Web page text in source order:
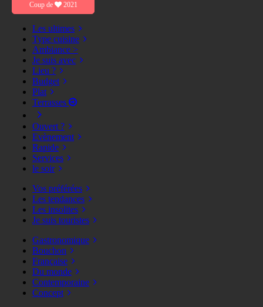
Coup de 2021
Les ultimes
Type cuisine
Ambiance >
Je suis avec
Lieu ?
Budget
Plat
Terrasses
Ouvert ?
Evènement
Rapide
Services
le soir
Vos préférées
Les tendances
Les insolites
Je suis touristes
Gastronomique
Bouchon
Française
Du monde
Contemporaine
Concept